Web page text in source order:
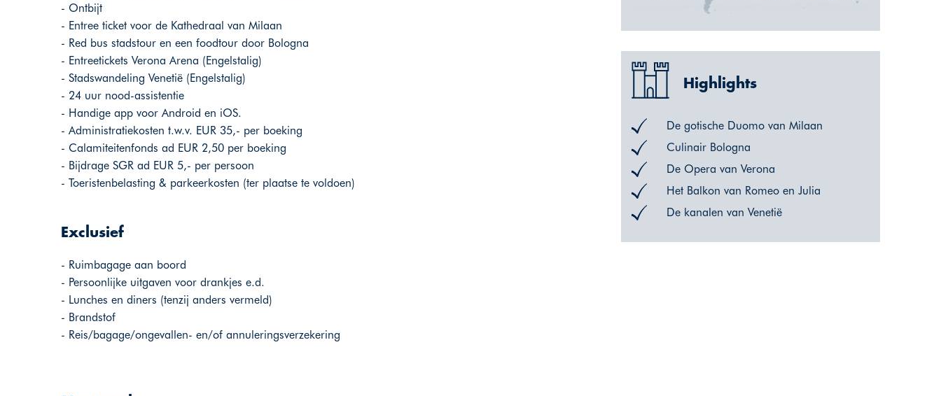
- Ontbijt
- Entree ticket voor de Kathedraal van Milaan
- Red bus stadstour en een foodtour door Bologna
- Entreetickets Verona Arena (Engelstalig)
- Stadswandeling Venetië (Engelstalig)
- 24 uur nood-assistentie
- Handige app voor Android en iOS.
- Administratiekosten t.w.v. EUR 35,- per boeking
- Calamiteitenfonds ad EUR 2,50 per boeking
- Bijdrage SGR ad EUR 5,- per persoon
- Toeristenbelasting & parkeerkosten (ter plaatse te voldoen)
Exclusief
- Ruimbagage aan boord
- Persoonlijke uitgaven voor drankjes e.d.
- Lunches en diners (tenzij anders vermeld)
- Brandstof
- Reis/bagage/ongevallen- en/of annuleringsverzekering
Highlights
De gotische Duomo van Milaan
Culinair Bologna
De Opera van Verona
Het Balkon van Romeo en Julia
De kanalen van Venetië